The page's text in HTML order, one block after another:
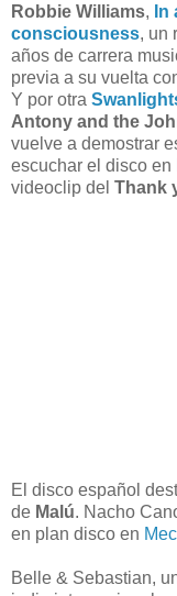
Robbie Williams,
consciousness, un
años de carrera
previa a su vuelta
Y por otra
Antony and the
vuelve a demostrar
escuchar el disco en
videoclip del Thank
El disco español
de Malú. Nacho
en plan disco en
Belle & Sebastian,